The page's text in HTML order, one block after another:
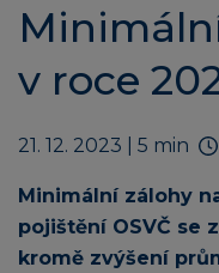
v roce
21. 12. 2023 | 5 min
Minimální zálohy
pojištění OSVČ se
kromě zvýšení